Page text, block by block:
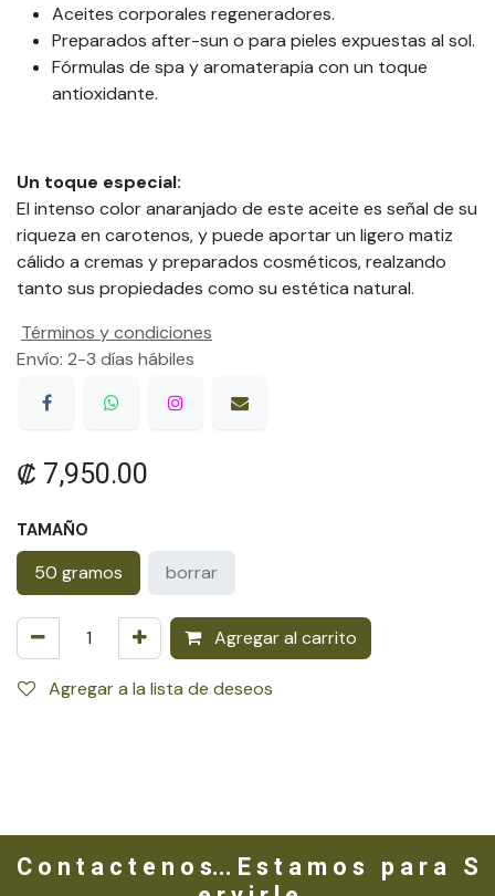
Aceites corporales regeneradores.
Preparados after-sun o para pieles expuestas al sol.
Fórmulas de spa y aromaterapia con un toque
antioxidante.
Un toque especial:
El intenso color anaranjado de este aceite es señal de su
riqueza en carotenos, y puede aportar un ligero matiz
cálido a cremas y preparados cosméticos, realzando
tanto sus propiedades como su estética natural.
₡ 7,950.00
TAMAÑO
50 gramos borrar
Agregar al carrito
Agregar a la lista de deseos
Términos y condiciones
Envío: 2-3 días hábiles
C o n t a c t e n o s... E s t a m o s p a r a S